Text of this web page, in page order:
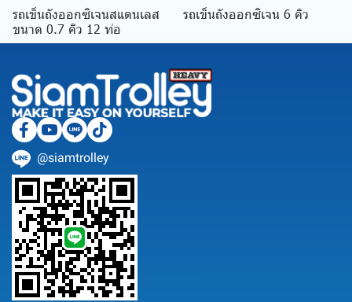
รถเข็นถังออกซิเจนสแตนเลส
ขนาด 0.7 คิว 12 ท่อ
รถเข็นถังออกซิเจน 6 คิว
@siamtrolley